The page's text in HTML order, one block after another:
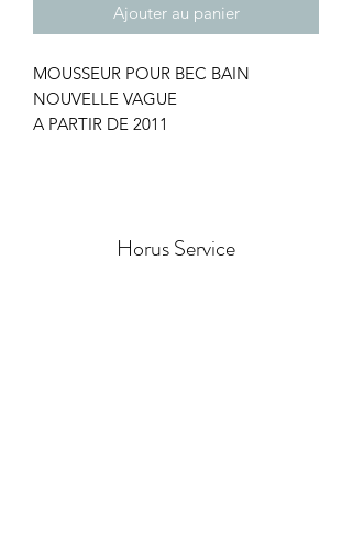
Ajouter au panier
MOUSSEUR POUR BEC BAIN
NOUVELLE VAGUE
A PARTIR DE 2011
Horus Service